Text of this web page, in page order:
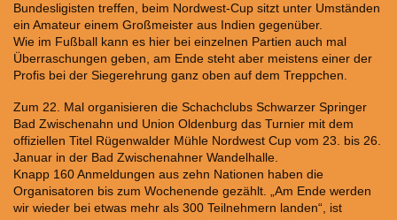
Bundesligisten treffen, beim Nordwest-Cup sitzt unter Umständen
ein Amateur einem Großmeister aus Indien gegenüber.
Wie im Fußball kann es hier bei einzelnen Partien auch mal
Überraschungen geben, am Ende steht aber meistens einer der
Profis bei der Siegerehrung ganz oben auf dem Treppchen.
Zum 22. Mal organisieren die Schachclubs Schwarzer Springer
Bad Zwischenahn und Union Oldenburg das Turnier mit dem
offiziellen Titel Rügenwalder Mühle Nordwest Cup vom 23. bis 26.
Januar in der Bad Zwischenahner Wandelhalle.
Knapp 160 Anmeldungen aus zehn Nationen haben die
Organisatoren bis zum Wochenende gezählt. „Am Ende werden
wir wieder bei etwas mehr als 300 Teilnehmern landen“, ist